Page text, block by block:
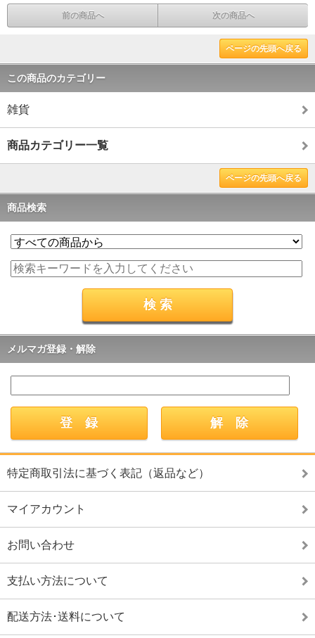
前の商品へ 次の商品へ
ページの先頭へ戻る
この商品のカテゴリー
雑貨
商品カテゴリー一覧
ページの先頭へ戻る
商品検索
メルマガ登録・解除
特定商取引法に基づく表記（返品など）
マイアカウント
お問い合わせ
支払い方法について
配送方法･送料について